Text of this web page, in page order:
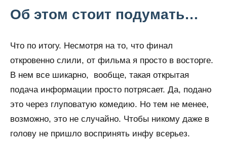
Об этом стоит подумать…
Что по итогу. Несмотря на то, что финал
откровенно слили, от фильма я просто в восторге.
В нем все шикарно, вообще, такая открытая
подача информации просто потрясает. Да, подано
это через глуповатую комедию. Но тем не менее,
возможно, это не случайно. Чтобы никому даже в
голову не пришло воспринять инфу всерьез.